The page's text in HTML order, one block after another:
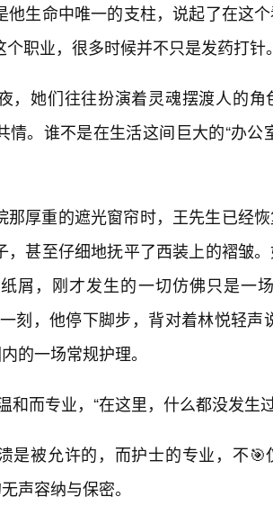
他生命中唯一的支柱，说起了在这
职业，很多时候并不只是发药打针。
，她们往往扮演着灵魂摆渡人的角
情。谁不是在生活这间巨大的“办公
那厚重的遮光窗帘时，王先生已经
，甚至仔细地抚平了西装上的褶皱
屑，刚才发生的一切仿佛只是一
刻，他停下脚步，背对着林悦轻声
的一场常规护理。
和而专业，“在这里，什么都没发生
是被允许的，而护士的专业，不
声容纳与保密。